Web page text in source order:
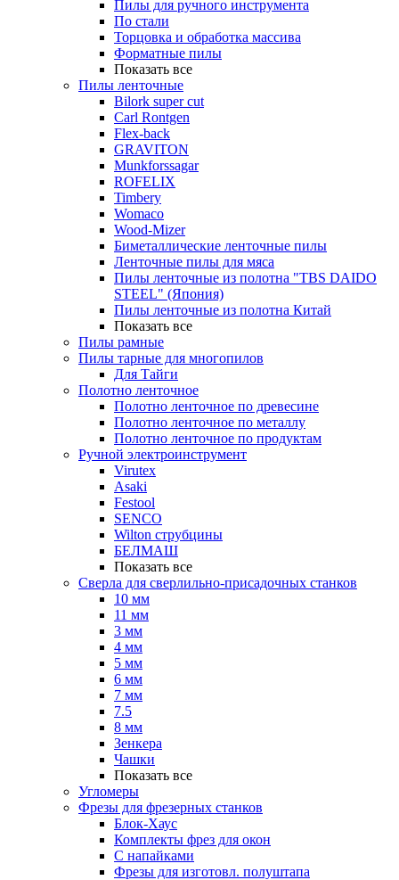
Пилы для ручного инструмента
По стали
Торцовка и обработка массива
Форматные пилы
Показать все
Пилы ленточные
Bilork super cut
Carl Rontgen
Flex-back
GRAVITON
Munkforssagar
ROFELIX
Timbery
Womaco
Wood-Mizer
Биметаллические ленточные пилы
Ленточные пилы для мяса
Пилы ленточные из полотна "TBS DAIDO
STEEL" (Япония)
Пилы ленточные из полотна Китай
Показать все
Пилы рамные
Пилы тарные для многопилов
Для Тайги
Полотно ленточное
Полотно ленточное по древесине
Полотно ленточное по металлу
Полотно ленточное по продуктам
Ручной электроинструмент
Virutex
Asaki
Festool
SENCO
Wilton струбцины
БЕЛМАШ
Показать все
Сверла для сверлильно-присадочных станков
10 мм
11 мм
3 мм
4 мм
5 мм
6 мм
7 мм
7.5
8 мм
Зенкера
Чашки
Показать все
Угломеры
Фрезы для фрезерных станков
Блок-Хаус
Комплекты фрез для окон
С напайками
Фрезы для изготовл. полуштапа